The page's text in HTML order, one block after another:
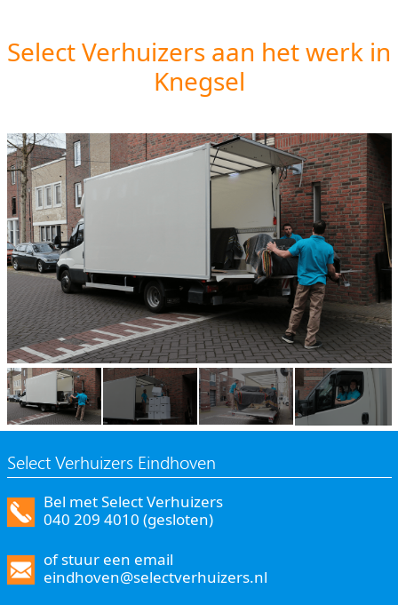
Select Verhuizers aan het werk in
Knegsel
Select Verhuizers Eindhoven
Bel met Select Verhuizers
040 209 4010 (gesloten)
of stuur een email
eindhoven@selectverhuizers.nl